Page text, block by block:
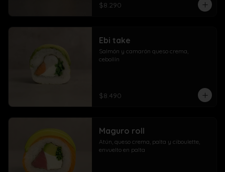
$8.290
Ebi take
Salmón y camarón queso crema,
cebollín
$8.490
Maguro roll
Atún, queso crema, palta y ciboulette,
envuelto en palta